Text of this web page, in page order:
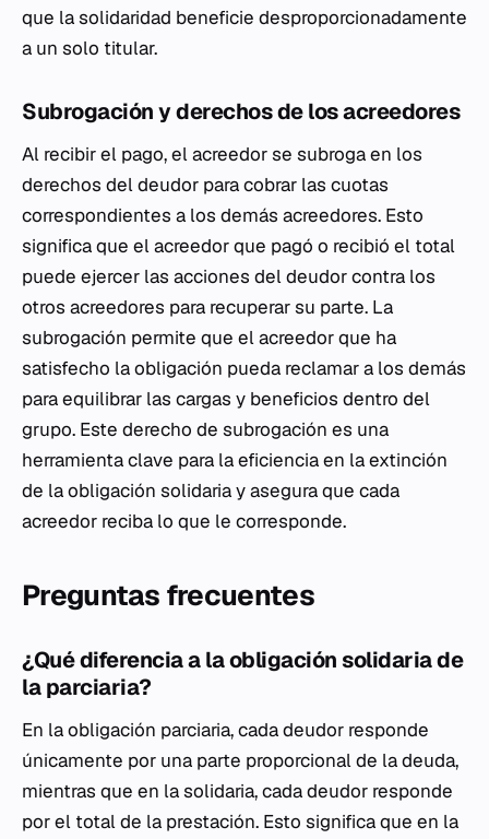
que la solidaridad beneficie desproporcionadamente
a un solo titular.
Subrogación y derechos de los acreedores
Al recibir el pago, el acreedor se subroga en los
derechos del deudor para cobrar las cuotas
correspondientes a los demás acreedores. Esto
significa que el acreedor que pagó o recibió el total
puede ejercer las acciones del deudor contra los
otros acreedores para recuperar su parte. La
subrogación permite que el acreedor que ha
satisfecho la obligación pueda reclamar a los demás
para equilibrar las cargas y beneficios dentro del
grupo. Este derecho de subrogación es una
herramienta clave para la eficiencia en la extinción
de la obligación solidaria y asegura que cada
acreedor reciba lo que le corresponde.
Preguntas frecuentes
¿Qué diferencia a la obligación solidaria de
la parciaria?
En la obligación parciaria, cada deudor responde
únicamente por una parte proporcional de la deuda,
mientras que en la solidaria, cada deudor responde
por el total de la prestación. Esto significa que en la